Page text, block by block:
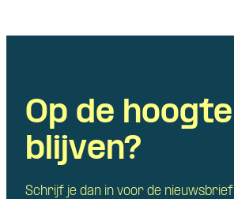
Op de hoogte
blijven?
Schrijf je dan in voor de nieuwsbrief